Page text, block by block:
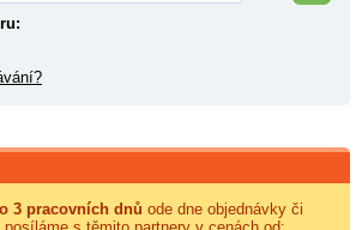
3 pracovních dnů ode dne objednávky či